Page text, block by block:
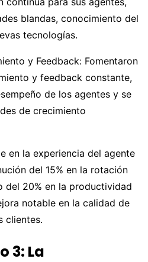
blandas, conocimiento del
tecnologías.
y Feedback: Fomentaron
y feedback constante,
de los agentes y se
de crecimiento
en la experiencia del agente
del 15% en la rotación
del 20% en la productividad
notable en la calidad de
clientes.
3: La